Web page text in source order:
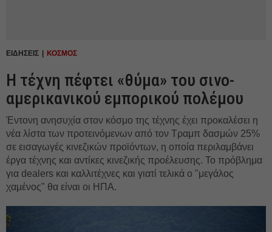
ΕΙΔΗΣΕΙΣ ΚΟΣΜΟΣ
Η τέχνη πέφτει «θύμα» του σινο-
αμερικανικού εμπορικού πολέμου
Έντονη ανησυχία στον κόσμο της τέχνης έχει προκαλέσει η
νέα λίστα των προτεινόμενων από τον Τραμπ δασμών 25%
σε εισαγωγές κινεζικών προϊόντων, η οποία περιλαμβάνει
έργα τέχνης και αντίκες κινεζικής προέλευσης. Το πρόβλημα
για dealers και καλλιτέχνες και γιατί τελικά ο "μεγάλος
χαμένος" θα είναι οι ΗΠΑ.